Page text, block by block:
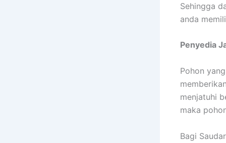
Sehingga
anda
Penyedia
Pohon
menjatuhi
maka
Bagi